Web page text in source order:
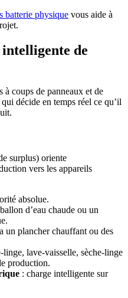
batterie physique vous aide à
intelligente de
à coups de panneaux et de
qui décide en temps réel ce qu’il
surplus) oriente
vers les appareils
absolue.
d’eau chaude ou un
un plancher chauffant ou des
linge, lave-vaisselle, sèche-linge
production.
: charge intelligente sur